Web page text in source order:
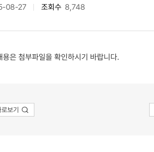
08-27 조회수 8,748
은 첨부파일을 확인하시기 바랍니다.
로보기